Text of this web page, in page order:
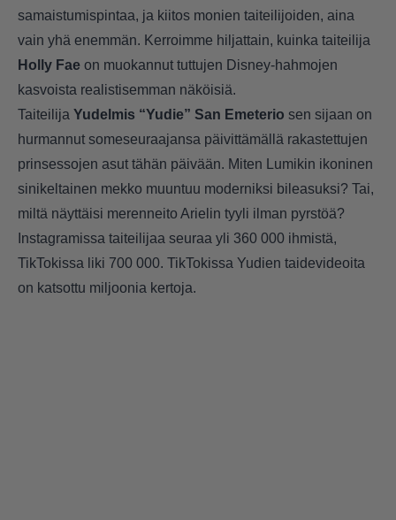
samaistumispintaa, ja kiitos monien taiteilijoiden, aina
vain yhä enemmän. Kerroimme hiljattain, kuinka taiteilija
Holly Fae on muokannut tuttujen Disney-hahmojen
kasvoista realistisemman näköisiä.
Taiteilija Yudelmis “Yudie” San Emeterio sen sijaan on
hurmannut someseuraajansa päivittämällä rakastettujen
prinsessojen asut tähän päivään. Miten Lumikin ikoninen
sinikeltainen mekko muuntuu moderniksi bileasuksi? Tai,
miltä näyttäisi merenneito Arielin tyyli ilman pyrstöä?
Instagramissa taiteilijaa seuraa yli 360 000 ihmistä,
TikTokissa liki 700 000. TikTokissa Yudien taidevideoita
on katsottu miljoonia kertoja.